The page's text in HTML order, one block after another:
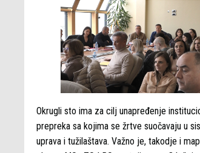
Okrugli sto ima za cilj unapređenje
prepreka sa kojima se žrtve suočavaju u
uprava i tužilaštava. Važno je, takodje i